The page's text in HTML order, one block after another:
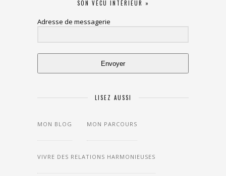
SON VÉCU INTÉRIEUR »
Adresse de messagerie
Envoyer
LISEZ AUSSI
MON BLOG MON PARCOURS
VIVRE DES RELATIONS HARMONIEUSES